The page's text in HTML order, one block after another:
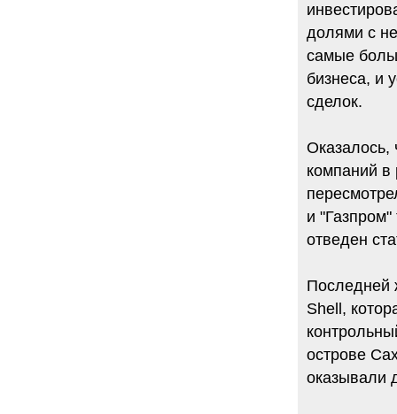
долями с
самые
бизнеса, и
сделок.
Оказалось,
компаний в
и
отведен
Последней
Shell,
острове
оказывали